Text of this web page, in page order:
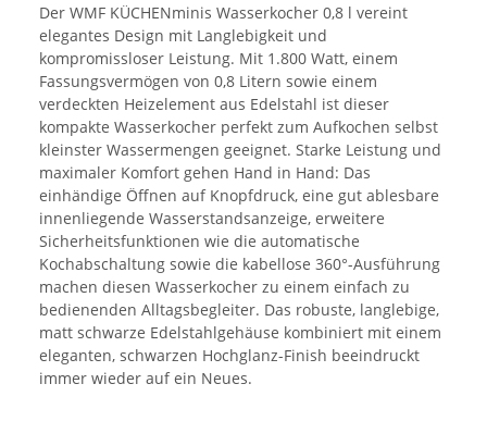
Der WMF KÜCHENminis Wasserkocher 0,8 l vereint
elegantes Design mit Langlebigkeit und
kompromissloser Leistung. Mit 1.800 Watt, einem
Fassungsvermögen von 0,8 Litern sowie einem
verdeckten Heizelement aus Edelstahl ist dieser
kompakte Wasserkocher perfekt zum Aufkochen selbst
kleinster Wassermengen geeignet. Starke Leistung und
maximaler Komfort gehen Hand in Hand: Das
einhändige Öffnen auf Knopfdruck, eine gut ablesbare
innenliegende Wasserstandsanzeige, erweitere
Sicherheitsfunktionen wie die automatische
Kochabschaltung sowie die kabellose 360°-Ausführung
machen diesen Wasserkocher zu einem einfach zu
bedienenden Alltagsbegleiter. Das robuste, langlebige,
matt schwarze Edelstahlgehäuse kombiniert mit einem
eleganten, schwarzen Hochglanz-Finish beeindruckt
immer wieder auf ein Neues.